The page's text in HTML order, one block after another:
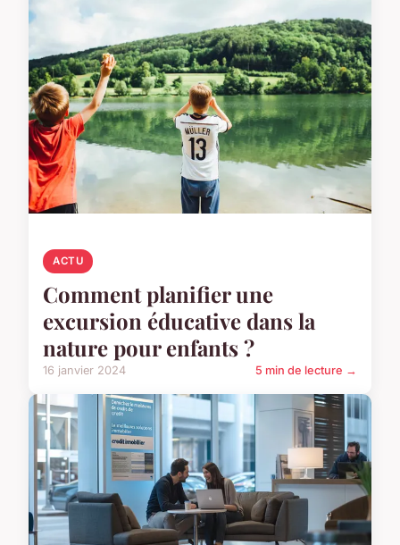
ACTU
Comment planifier une
excursion éducative dans la
nature pour enfants ?
16 janvier 2024 5 min de lecture →